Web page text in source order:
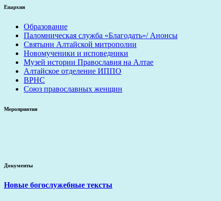
Епархия
Образование
Паломническая служба «Благодать»/ Анонсы
Святыни Алтайской митрополии
Новомученики и исповедники
Музей истории Православия на Алтае
Алтайское отделение ИППО
ВРНС
Союз православных женщин
Мероприятия
Документы
Новые богослужебные тексты